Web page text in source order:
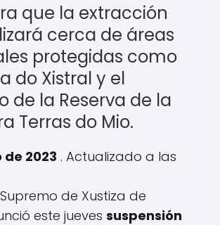
que la extracción
cerca de áreas
protegidas como
do Xistral y el
de la Reserva de la
Terras do Mio.
de 2023 . Actualizado a las
de Xustiza de
este jueves suspensión